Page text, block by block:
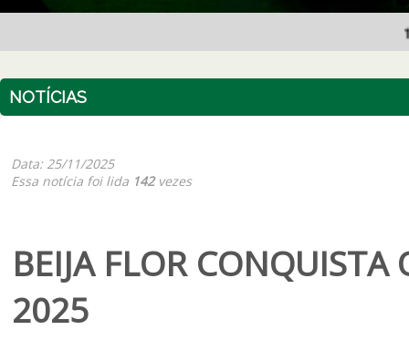
NOTÍCIAS
Data: 25/11/2025
Essa notícia foi lida 142vezes
BEIJA FLOR CONQUISTA
2025